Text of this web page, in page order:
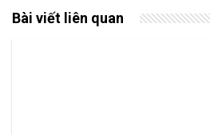
Bài viết liên quan